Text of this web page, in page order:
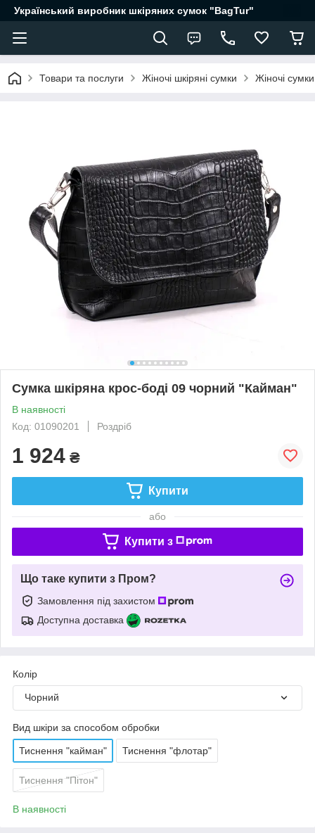
Український виробник шкіряних сумок "BagTur"
Товари та послуги Жіночі шкіряні сумки Жіночі
Сумка шкіряна крос-боді 09 чорний "Кайман"
В наявності
Код: 01090201
Роздріб
1 924 ₴
Купити
або
Купити з
Що таке купити з Пром?
Замовлення під захистом
Доступна доставка
Колір
Чорний
Вид шкіри за способом обробки
Тиснення "кайман" Тиснення "флотар"
Тиснення "Пітон"
В наявності